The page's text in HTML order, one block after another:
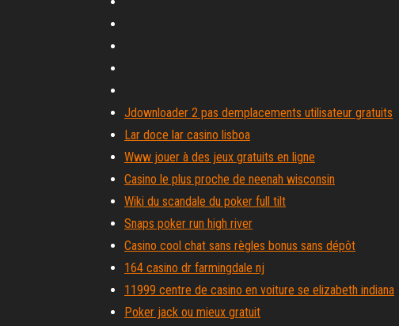
Jdownloader 2 pas demplacements utilisateur gratuits
Lar doce lar casino lisboa
Www jouer à des jeux gratuits en ligne
Casino le plus proche de neenah wisconsin
Wiki du scandale du poker full tilt
Snaps poker run high river
Casino cool chat sans règles bonus sans dépôt
164 casino dr farmingdale nj
11999 centre de casino en voiture se elizabeth indiana
Poker jack ou mieux gratuit